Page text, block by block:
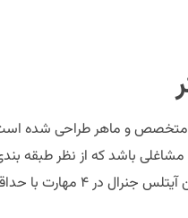
متخصص و ماهر طراحی شده